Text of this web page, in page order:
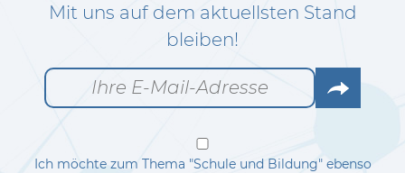
Mit uns auf dem aktuellsten Stand
bleiben!
Ich möchte zum Thema "Schule und Bildung" ebenso
Go